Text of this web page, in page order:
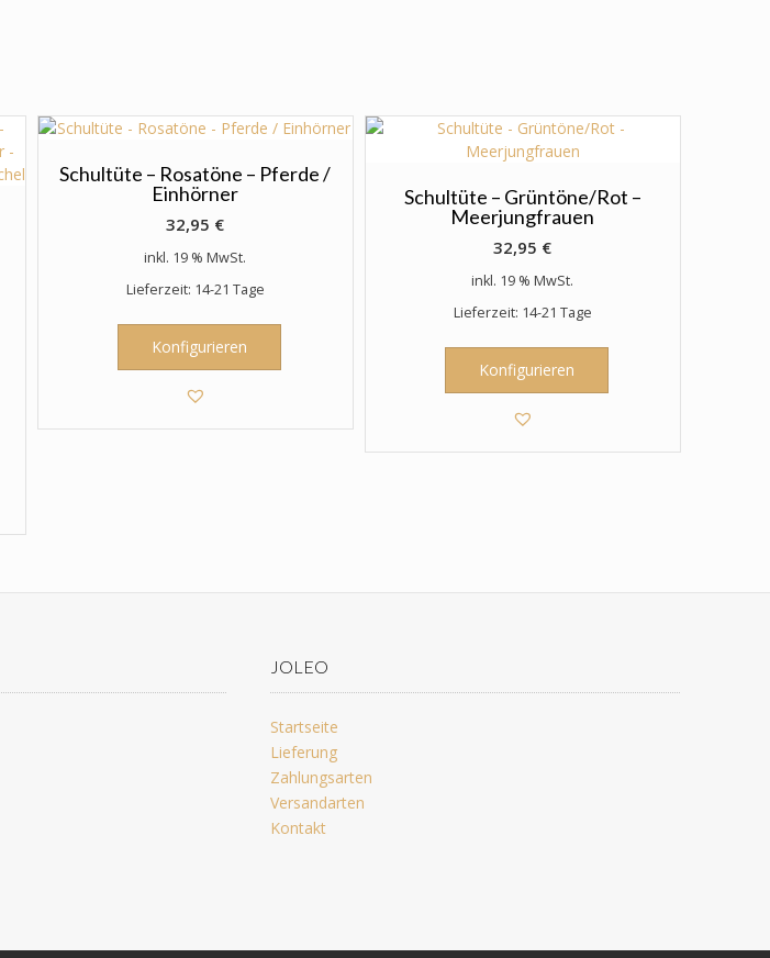
Schultüte – Rosatöne – Pferde /
Einhörner
32,95 €
inkl. 19 % MwSt.
Lieferzeit: 14-21 Tage
Konfigurieren
Schultüte – Grüntöne/Rot –
Meerjungfrauen
32,95 €
inkl. 19 % MwSt.
Lieferzeit: 14-21 Tage
Konfigurieren
JOLEO
Startseite
Lieferung
Zahlungsarten
Versandarten
Kontakt